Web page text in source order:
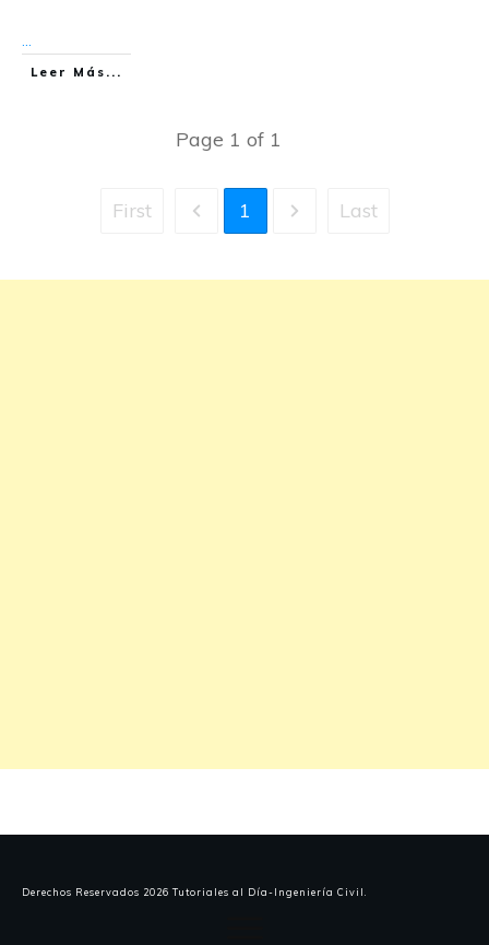
Leer Más...
Page 1 of 1
First 1 Last
Derechos Reservados 2026 Tutoriales al Día-Ingeniería Civil